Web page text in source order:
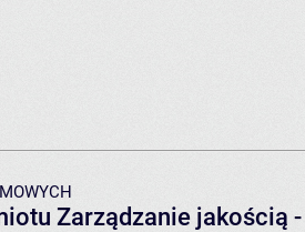
Zarządzanie jakością